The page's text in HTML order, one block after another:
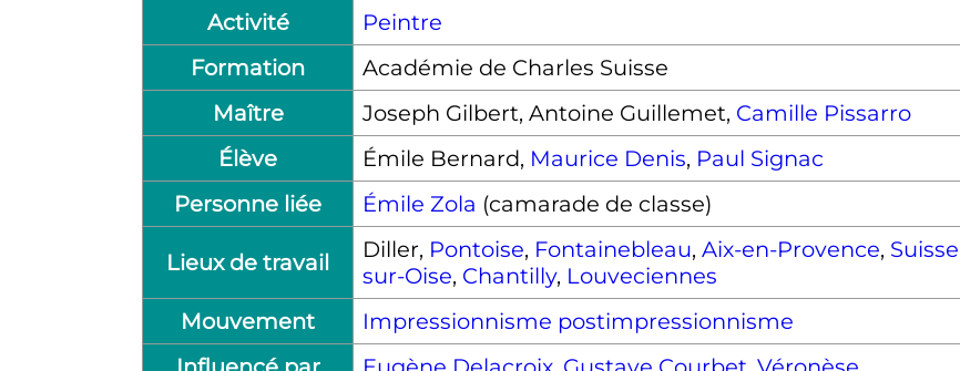
Activité
Peintre
Formation
Académie de Charles Suisse
Maître
Joseph Gilbert, Antoine Guillemet, Camille Pissarro
Élève
Émile Bernard, Maurice Denis, Paul Signac
Personne liée
Émile Zola (camarade de classe)
Lieux de travail Diller, Pontoise, Fontainebleau, Aix-en-Provence, Suisse
sur-Oise, Chantilly, Louveciennes
Mouvement
Impressionnisme postimpressionnisme